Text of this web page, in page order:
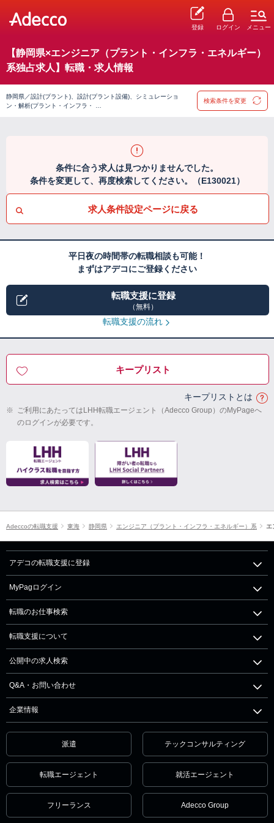
登録 ログイン メニュー
【静岡県×エンジニア（プラント・インフラ・エネルギー）
系独占求人】転職・求人情報
静岡県／設計(プラント)、設計(プラント設備)、シミュレーショ
ン・解析(プラント・インフラ・ …
検索条件を変更
条件に合う求人は見つかりませんでした。
条件を変更して、再度検索してください。（E130021）
求人条件設定ページに戻る
平日夜の時間帯の転職相談も可能！
まずはアデコにご登録ください
転職支援に登録
（無料）
転職支援の流れ
キープリスト
キープリストとは
※ ご利用にあたってはLHH転職エージェント（Adecco Group）のMyPageへ
のログインが必要です。
Adeccoの転職支援 東海 静岡県 エンジニア（プラント・インフラ・エネルギー）系 エ
アデコの転職支援に登録
MyPagログイン
転職のお仕事検索
転職支援について
公開中の求人検索
Q&A・お問い合わせ
企業情報
派遣 テックコンサルティング
転職エージェント 就活エージェント
フリーランス Adecco Group